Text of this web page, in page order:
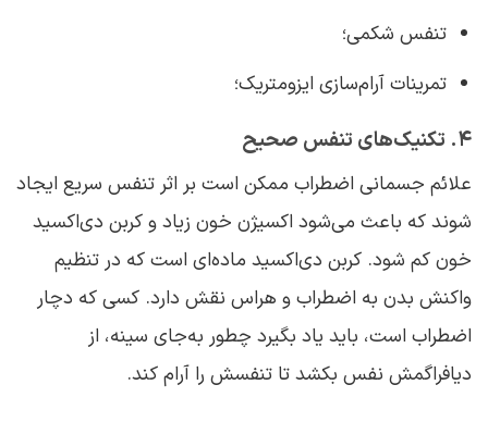
تنفس شکمی؛
تمرینات آرام‌سازی ایزومتریک؛
۴. تکنیک‌های تنفس صحیح
علائم جسمانی اضطراب ممکن است بر اثر تنفس سریع ایجاد
شوند که باعث می‌شود اکسیژن خون زیاد و کربن دی‌اکسید
خون کم شود. کربن دی‌اکسید ماده‌ای است که در تنظیم
واکنش بدن به اضطراب و هراس نقش دارد. کسی که دچار
اضطراب است، باید یاد بگیرد چطور به‌جای سینه، از
دیافراگمش نفس بکشد تا تنفسش را آرام کند.